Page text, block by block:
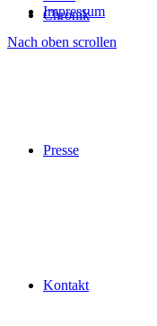
Chronik
Presse
Kontakt
Impressum
Nach oben scrollen